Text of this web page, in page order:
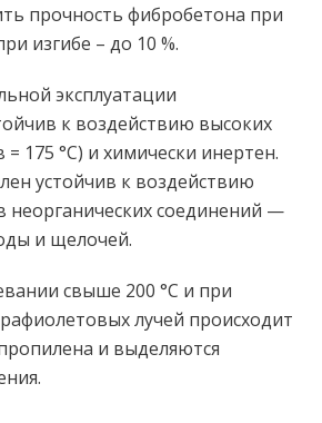
прочность фибробетона при
изгибе – до 10 %.
эксплуатации
к воздействию высоких
175 °С) и химически инертен.
устойчив к воздействию
неорганических соединений —
и щелочей.
свыше 200 °С и при
лучей происходит
и выделяются